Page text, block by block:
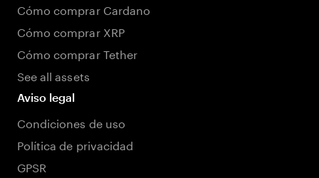
Cómo comprar Cardano
Cómo comprar XRP
Cómo comprar Tether
See all assets
Aviso legal
Condiciones de uso
Política de privacidad
GPSR